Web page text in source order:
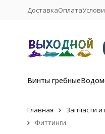
ДоставкаОплата
Винты гребные
Главная Запчасти
Фиттинги